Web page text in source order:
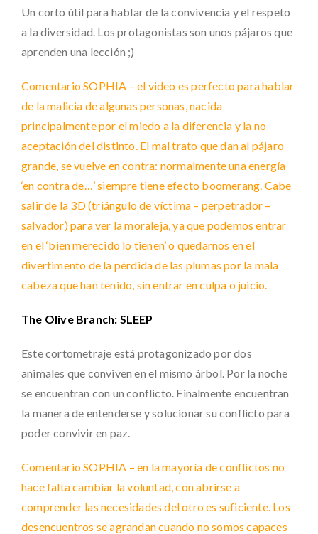
Un corto útil para hablar de la convivencia y el respeto
a la diversidad. Los protagonistas son unos pájaros que
aprenden una lección ;)
Comentario SOPHIA – el video es perfecto para hablar
de la malicia de algunas personas, nacida
principalmente por el miedo a la diferencia y la no
aceptación del distinto. El mal trato que dan al pájaro
grande, se vuelve en contra: normalmente una energía
‘en contra de…’ siempre tiene efecto boomerang. Cabe
salir de la 3D (triángulo de víctima – perpetrador –
salvador) para ver la moraleja, ya que podemos entrar
en el ‘bien merecido lo tienen’ o quedarnos en el
divertimento de la pérdida de las plumas por la mala
cabeza que han tenido, sin entrar en culpa o juicio.
The Olive Branch: SLEEP
Este cortometraje está protagonizado por dos
animales que conviven en el mismo árbol. Por la noche
se encuentran con un conflicto. Finalmente encuentran
la manera de entenderse y solucionar su conflicto para
poder convivir en paz.
Comentario SOPHIA – en la mayoría de conflictos no
hace falta cambiar la voluntad, con abrirse a
comprender las necesidades del otro es suficiente. Los
desencuentros se agrandan cuando no somos capaces